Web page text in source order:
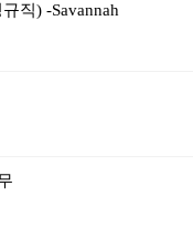
직) -Savannah